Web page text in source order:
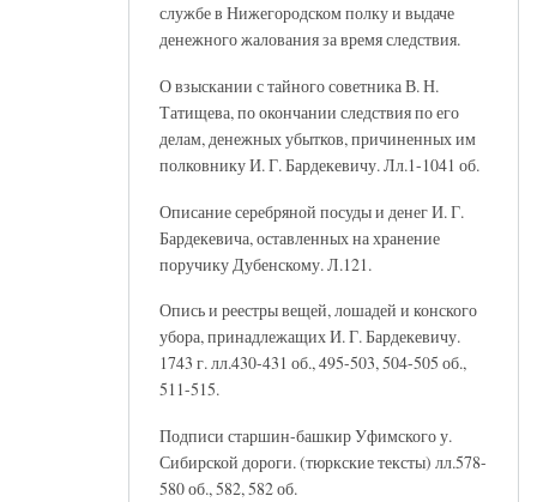
службе в Нижегородском полку и выдаче
денежного жалования за время следствия.
О взыскании с тайного советника В. Н.
Татищева, по окончании следствия по его
делам, денежных убытков, причиненных им
полковнику И. Г. Бардекевичу. Лл.1-1041 об.
Описание серебряной посуды и денег И. Г.
Бардекевича, оставленных на хранение
поручику Дубенскому. Л.121.
Опись и реестры вещей, лошадей и конского
убора, принадлежащих И. Г. Бардекевичу.
1743 г. лл.430-431 об., 495-503, 504-505 об.,
511-515.
Подписи старшин-башкир Уфимского у.
Сибирской дороги. (тюркские тексты) лл.578-
580 об., 582, 582 об.